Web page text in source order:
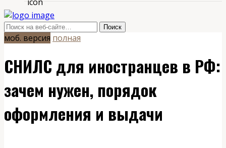
моб. версия полная
СНИЛС для иностранцев в РФ:
зачем нужен, порядок
оформления и выдачи